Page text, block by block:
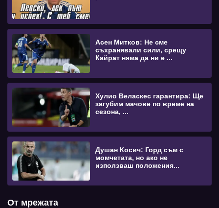
Асен Митков: Не сме
съхранявали сили, срещу
Кайрат няма да ни е ...
Хулио Веласкес гарантира: Ще
загубим мачове по време на
сезона, ...
Душан Косич: Горд съм с
момчетата, но ако не
използваш положения...
От мрежата